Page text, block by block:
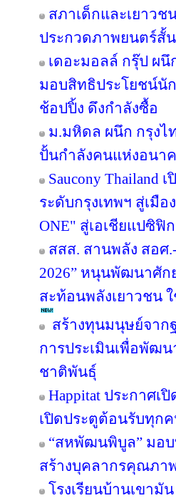
สภาเด็กและเยาวช
ประกวดภาพยนตร์สั้น
เดอะมอลล์ กรุ๊ป ผนึ
มอบสิทธิประโยชน์นั
ช้อปปิ้ง ดึงกำลังซื้อ
ม.มหิดล ผนึก กรุงไท
ปั้นกำลังคนแห่งอนา
Saucony Thailand
ระดับกรุงเทพฯ สู่เมื
ONE" สู่เอเชียแปซิฟิก
สสส. สานพลัง สอศ.-
2026” หนุนพัฒนาศัก
สะท้อนพลังเยาวชน
สร้างทุนมนุษย์จาก
การประเมินเพื่อพัฒ
ชาติพันธุ์
Happitat ประกาศ
เปิดประตูต้อนรับทุก
“สหพัฒนพิบูล” มอ
สร้างบุคลากรคุณภา
โรงเรียนบ้านเขามั